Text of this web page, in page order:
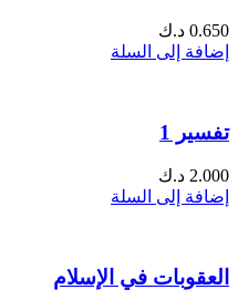
0.650 د.ك
إضافة إلى السلة
تفسير 1
2.000 د.ك
إضافة إلى السلة
العقوبات في الإسلام